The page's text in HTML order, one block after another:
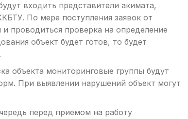
входить представители акимата,
По мере поступления заявок от
проводиться проверка на определение
объект будет готов, то будет
объекта мониторинговые группы будут
При выявлении нарушений объект могут
перед приемом на работу